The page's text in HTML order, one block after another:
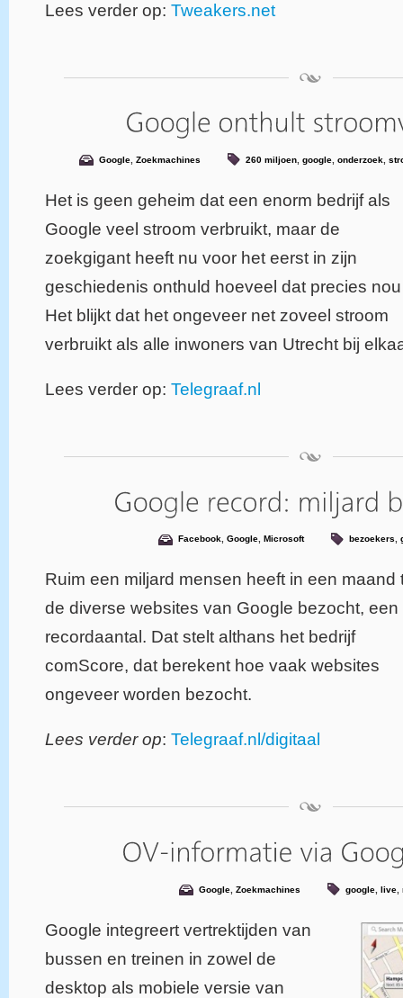
Lees verder op: Tweakers.net
Google, Zoekmachines 260 miljoen, google, onderzoek,
Het is geen geheim dat een enorm bedrijf als
Google veel stroom verbruikt, maar de
zoekgigant heeft nu voor het eerst in zijn
geschiedenis onthuld hoeveel dat precies
Het blijkt dat het ongeveer net zoveel stroom
verbruikt als alle inwoners van Utrecht bij
Lees verder op: Telegraaf.nl
Facebook, Google, Microsoft bezoekers,
Ruim een miljard mensen heeft in een maand
de diverse websites van Google bezocht, een
recordaantal. Dat stelt althans het bedrijf
comScore, dat berekent hoe vaak websites
ongeveer worden bezocht.
Lees verder op: Telegraaf.nl/digitaal
Google Zoekmachines google live
Google integreert vertrektijden van
bussen en treinen in zowel de
desktop als mobiele versie van